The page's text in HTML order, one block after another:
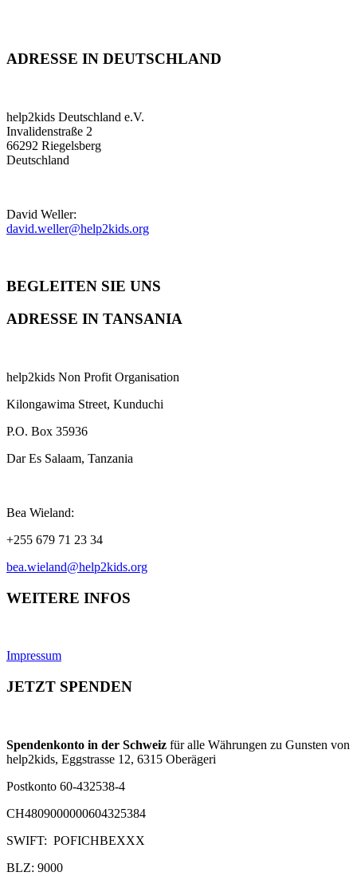
ADRESSE IN DEUTSCHLAND
help2kids Deutschland e.V.
Invalidenstraße 2
66292 Riegelsberg
Deutschland
David Weller:
david.weller@help2kids.org
BEGLEITEN SIE UNS
ADRESSE IN TANSANIA
help2kids Non Profit Organisation
Kilongawima Street, Kunduchi
P.O. Box 35936
Dar Es Salaam, Tanzania
Bea Wieland:
+255 679 71 23 34
bea.wieland@help2kids.org
WEITERE INFOS
Impressum
JETZT SPENDEN
Spendenkonto in der Schweiz für alle Währungen zu Gunsten von
help2kids, Eggstrasse 12, 6315 Oberägeri
Postkonto 60-432538-4
CH4809000000604325384
SWIFT: POFICHBEXXX
BLZ: 9000